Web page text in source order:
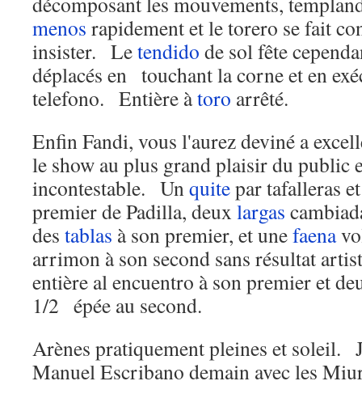
menos rapidement et le torero se fait
insister. Letendido de sol fête
déplacés en touchant la corne et en
telefono. Entière àtoro arrêté.
Enfin Fandi, vous l'aurez deviné a
le show au plus grand plaisir du public
incontestable. Unquitepar tafalleras
premier de Padilla, deux largas
des tablas à son premier, et unefaena
arrimon à son second sans résultat
entière al encuentro à son premier et
1/2 épée au second.
Arènes pratiquement pleines et soleil.
Manuel Escribano demain avec les